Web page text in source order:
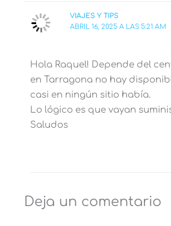
VIAJES Y TIPS
ABRIL 16, 2025 A LAS 5:21 AM
Hola Raquel! Depende del
en Tarragona no hay
casi en ningún sitio había.
Lo lógico es que vayan
Saludos
Deja un comentario